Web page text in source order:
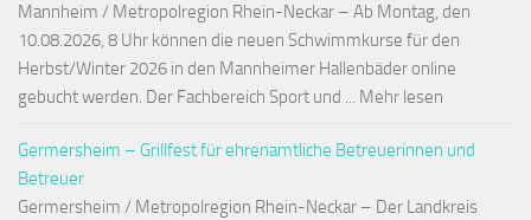
Mannheim / Metropolregion Rhein-Neckar – Ab Montag, den
10.08.2026, 8 Uhr können die neuen Schwimmkurse für den
Herbst/Winter 2026 in den Mannheimer Hallenbäder online
gebucht werden. Der Fachbereich Sport und ... Mehr lesen
Germersheim – Grillfest für ehrenamtliche Betreuerinnen und
Betreuer
Germersheim / Metropolregion Rhein-Neckar – Der Landkreis